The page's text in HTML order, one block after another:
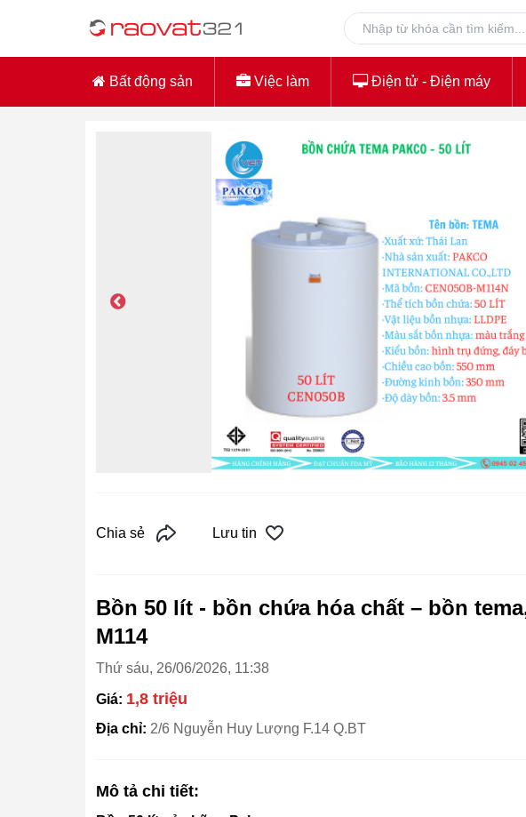
Bất động sản Việc làm Điện tử - Điện máy
Chia sẻ Lưu tin
Bồn 50 lít - bồn chứa hóa chất – bồn
M114
Thứ sáu, 26/06/2026, 11:38
Giá: 1,8 triệu
Địa chỉ: 2/6 Nguyễn Huy Lượng F.14 Q.BT
Mô tả chi tiết: